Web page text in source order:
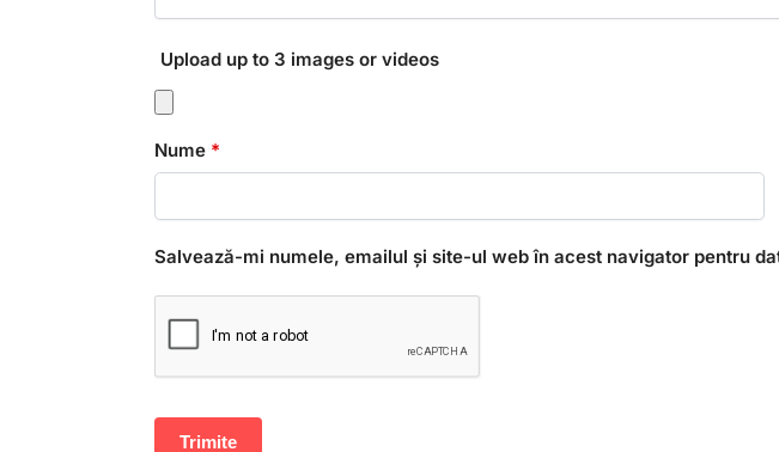
Upload up to 3 images or videos
Nume *
Salvează-mi numele, emailul și site-ul web în acest navigator pentru